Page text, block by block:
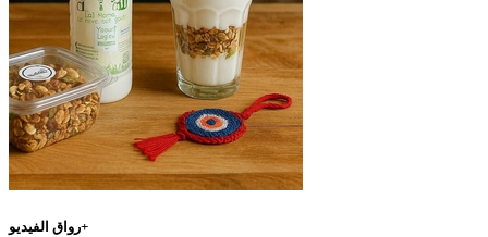
رواق الفيديو+